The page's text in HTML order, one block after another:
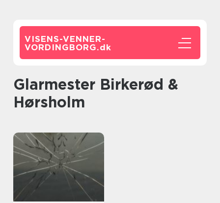
VISENS-VENNER-
VORDINGBORG.dk
Glarmester Birkerød &
Hørsholm